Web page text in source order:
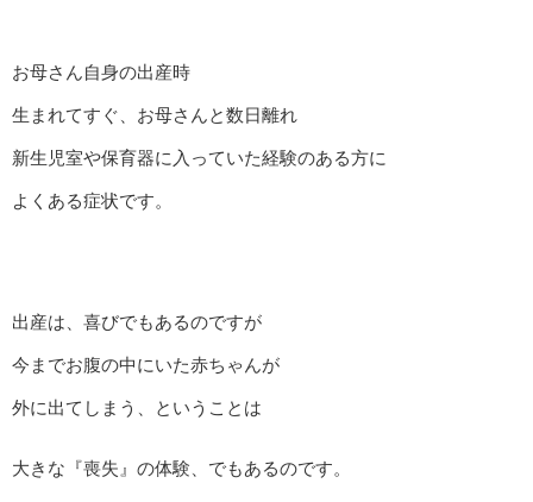
お母さん自身の出産時
生まれてすぐ、お母さんと数日離れ
新生児室や保育器に入っていた経験のある方に
よくある症状です。
出産は、喜びでもあるのですが
今までお腹の中にいた赤ちゃんが
外に出てしまう、ということは
大きな『喪失』の体験、でもあるのです。